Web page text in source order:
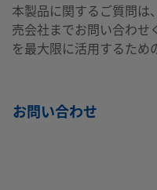
HRN-
4
ン
本製品に関するご質問は
売会社までお問い合わせ
を最大限に活用するため
お問い合わせ